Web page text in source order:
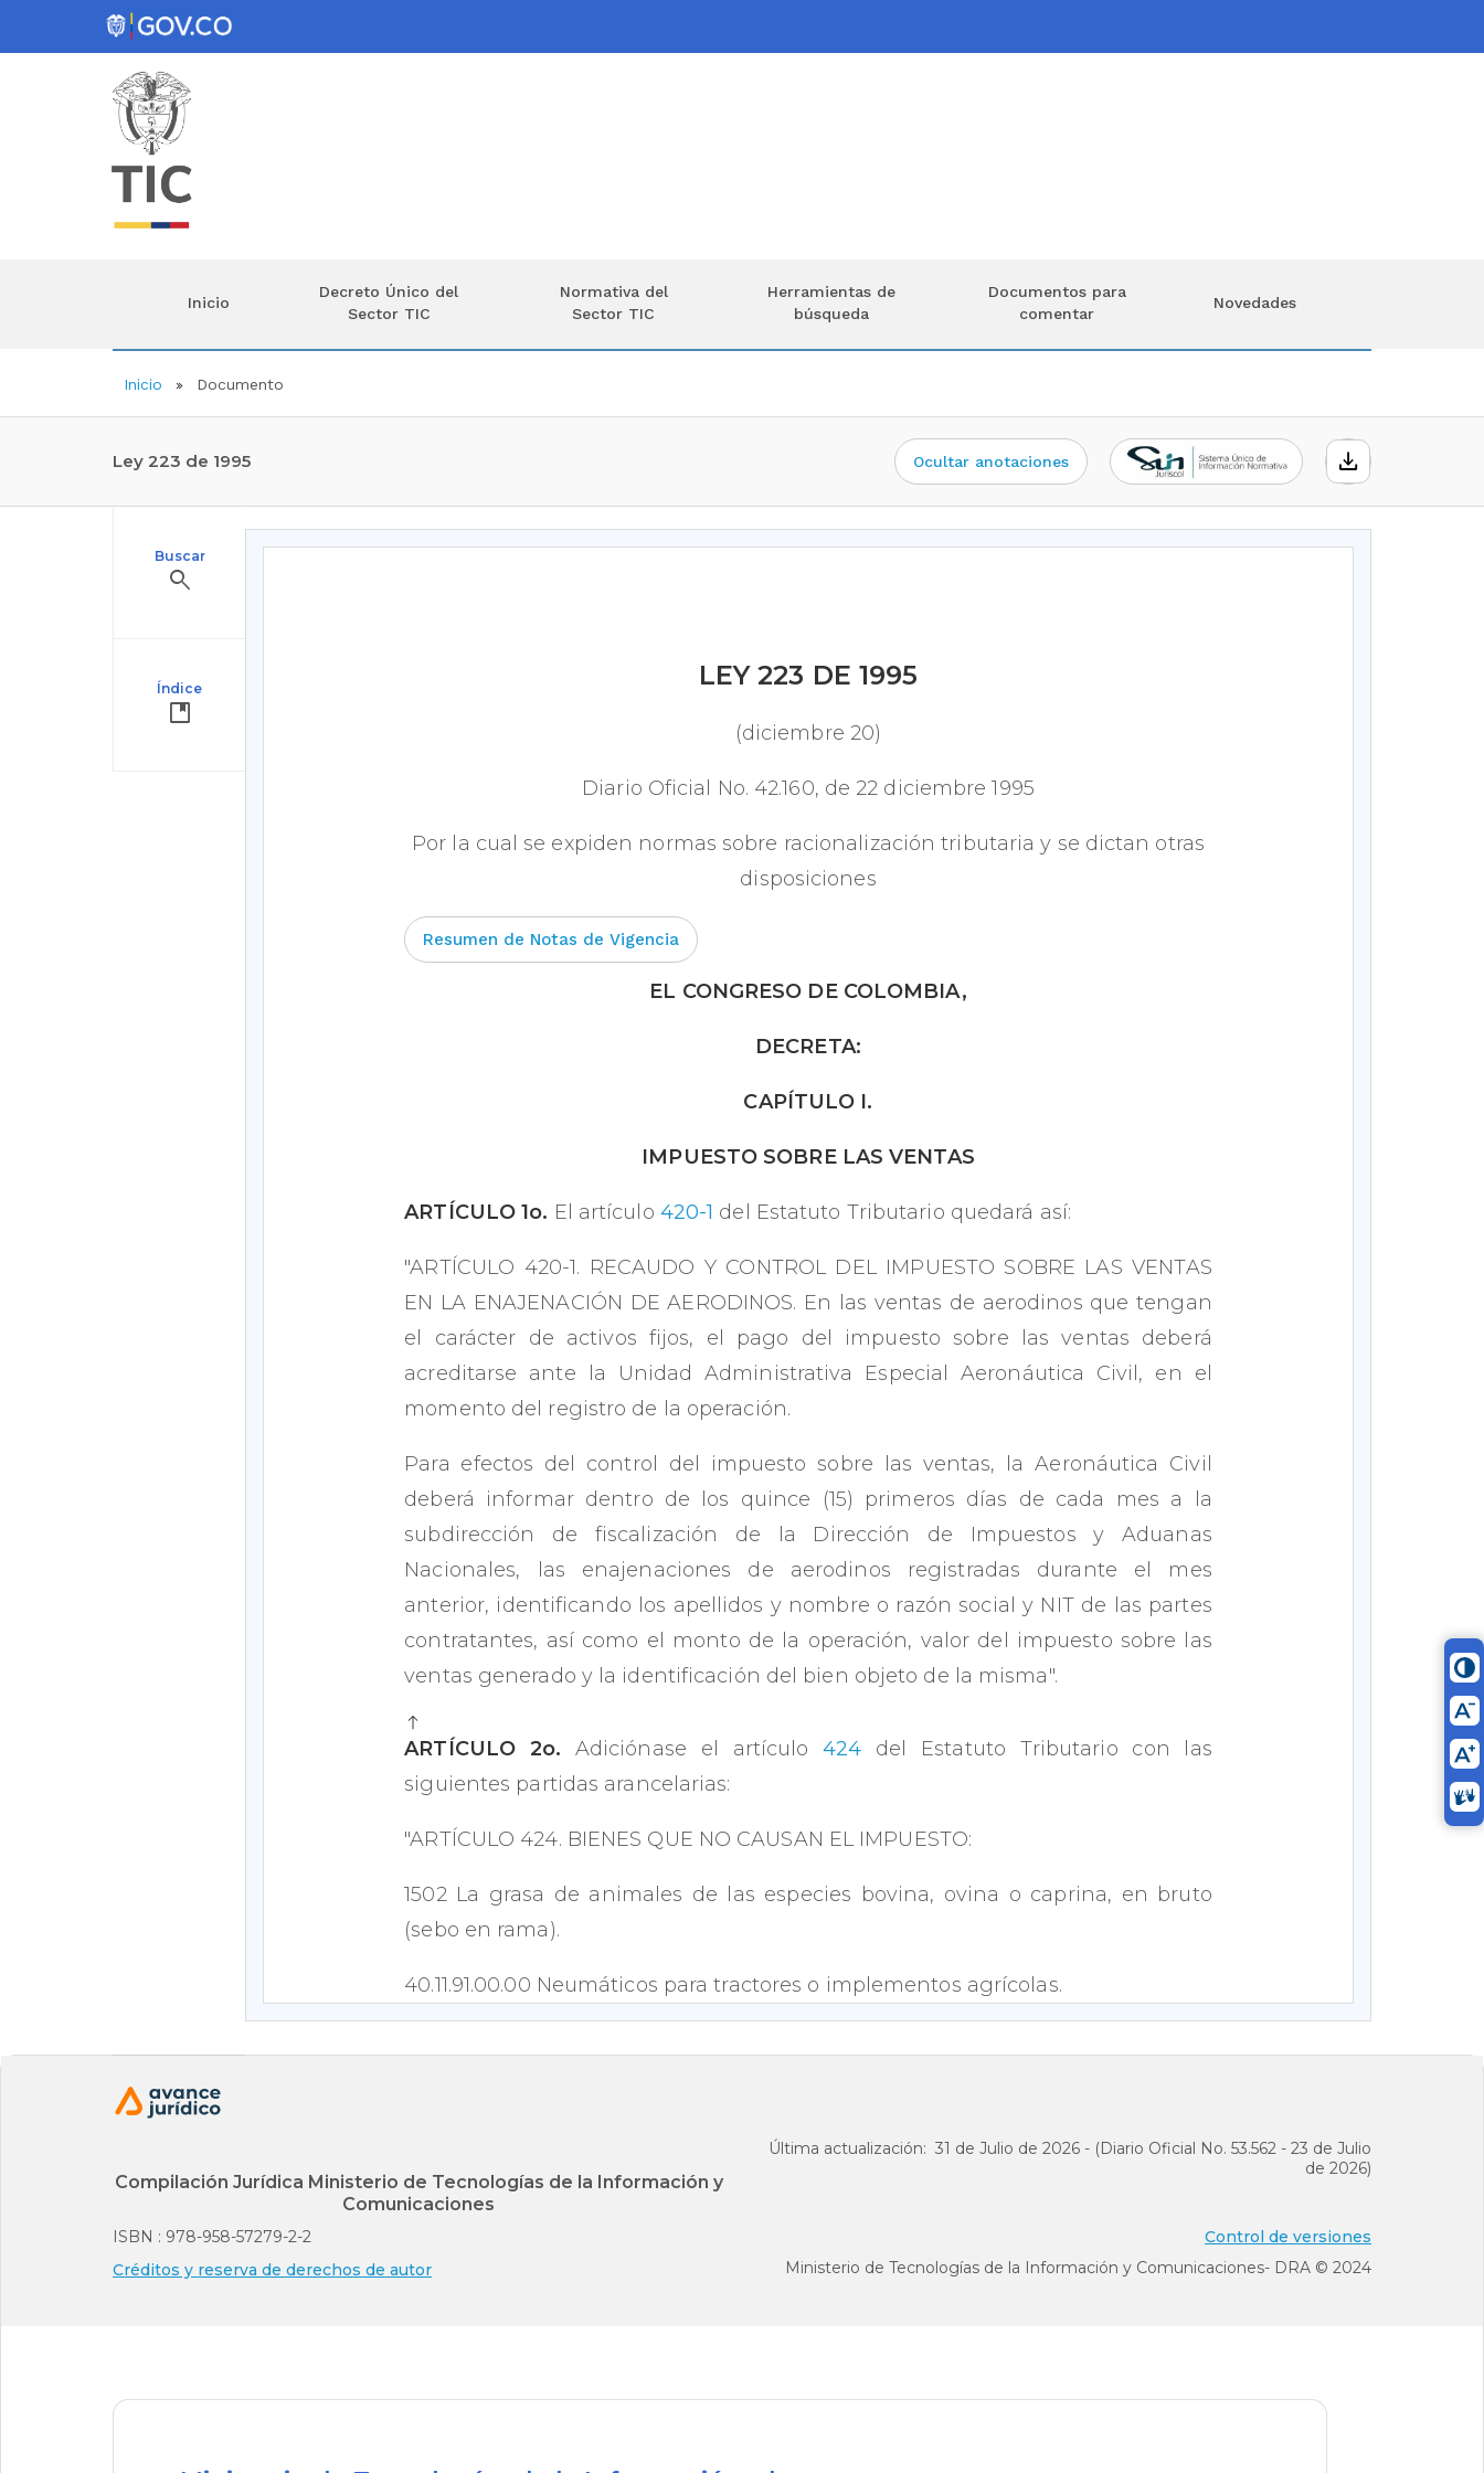
Inicio
Decreto Único del
Sector TIC
Normativa del
Sector TIC
Herramientas de
búsqueda
Documentos para
comentar
Novedades
Inicio Documento
Ley 223 de 1995 Ocultar anotaciones download
Buscar
search
Índice
developer_guide
LEY 223 DE 1995
(diciembre 20)
Diario Oficial No. 42.160, de 22 diciembre 1995
Por la cual se expiden normas sobre racionalización tributaria y se dictan otras
disposiciones
Resumen de Notas de Vigencia
EL CONGRESO DE COLOMBIA,
DECRETA:
CAPÍTULO I.
IMPUESTO SOBRE LAS VENTAS
ARTÍCULO 1o. El artículo 420-1 del Estatuto Tributario quedará así:
"ARTÍCULO 420-1. RECAUDO Y CONTROL DEL IMPUESTO SOBRE LAS VENTAS
EN LA ENAJENACIÓN DE AERODINOS. En las ventas de aerodinos que tengan
el carácter de activos fijos, el pago del impuesto sobre las ventas deberá
acreditarse ante la Unidad Administrativa Especial Aeronáutica Civil, en el
momento del registro de la operación.
Para efectos del control del impuesto sobre las ventas, la Aeronáutica Civil
deberá informar dentro de los quince (15) primeros días de cada mes a la
subdirección de fiscalización de la Dirección de Impuestos y Aduanas
Nacionales, las enajenaciones de aerodinos registradas durante el mes
anterior, identificando los apellidos y nombre o razón social y NIT de las partes
contratantes, así como el monto de la operación, valor del impuesto sobre las
ventas generado y la identificación del bien objeto de la misma".
ARTÍCULO 2o. Adiciónase el artículo424 del Estatuto Tributario con las
siguientes partidas arancelarias:
"ARTÍCULO 424. BIENES QUE NO CAUSAN EL IMPUESTO:
1502 La grasa de animales de las especies bovina, ovina o caprina, en bruto
(sebo en rama).
40.11.91.00.00 Neumáticos para tractores o implementos agrícolas.
73.10.29.10.00 Depósitos de fundición, de hierro o de acero, de capacidad
inferior o igual a 3001, sin dispositivos para el transporte
de leche.
Compilación Jurídica Ministerio de Tecnologías de la Información y
Comunicaciones
ISBN : 978-958-57279-2-2
Última actualización: 31 de Julio de 2026 - (Diario Oficial No. 53.562 - 23 de Julio
de 2026)
Control de versiones
Créditos y reserva de derechos de autor
Ministerio de Tecnologías de la Información y Comunicaciones- DRA © 2024